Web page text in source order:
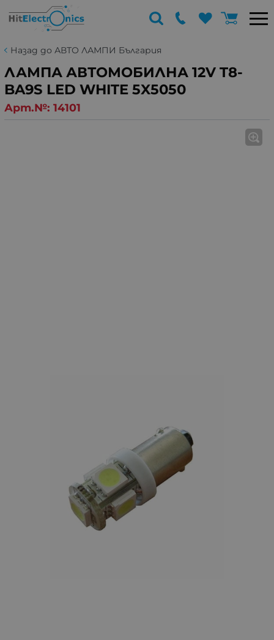
Назад до АВТО ЛАМПИ България
ЛАМПА АВТОМОБИЛНА 12V T8-
BA9S LED WHITE 5X5050
Арт.№: 14101